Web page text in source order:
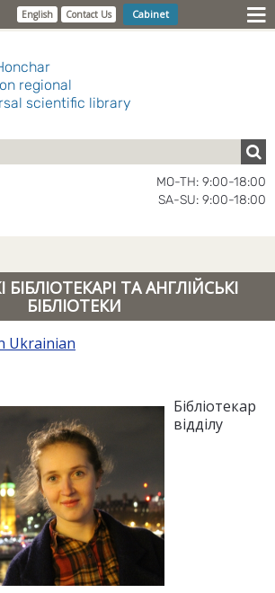
English Contact Us Cabinet
regional
scientific library
MO-TH: 9:00-18:00
SA-SU: 9:00-18:00
БІБЛІОТЕКАРІ ТА АНГЛІЙСЬКІ
БІБЛІОТЕКИ
Ukrainian
Бібліотекар
відділу